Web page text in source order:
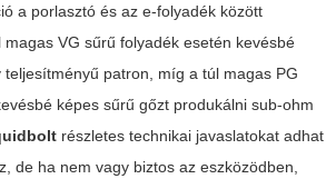
a porlasztó és az e-folyadék között
VG sűrű folyadék esetén kevésbé
teljesítményű patron, míg a túl magas PG
képes sűrű gőzt produkálni sub-ohm
részletes technikai javaslatokat adhat
de ha nem vagy biztos az eszközödben,